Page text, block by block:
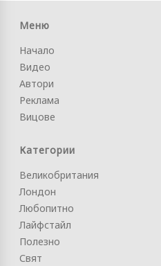
Меню
Начало
Видео
Автори
Реклама
Вицове
Категории
Великобритания
Лондон
Любопитно
Лайфстайл
Полезно
Свят